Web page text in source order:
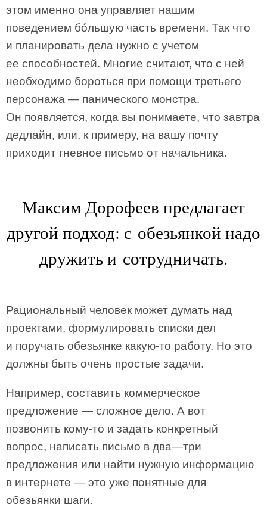
этом именно она управляет нашим
поведением бо́льшую часть времени. Так что
и планировать дела нужно с учетом
ее способностей. Многие считают, что с ней
необходимо бороться при помощи третьего
персонажа — панического монстра.
Он появляется, когда вы понимаете, что завтра
дедлайн, или, к примеру, на вашу почту
приходит гневное письмо от начальника.
Максим Дорофеев предлагает
другой подход: с обезьянкой надо
дружить и сотрудничать.
Рациональный человек может думать над
проектами, формулировать списки дел
и поручать обезьянке какую-то работу. Но это
должны быть очень простые задачи.
Например, составить коммерческое
предложение — сложное дело. А вот
позвонить кому-то и задать конкретный
вопрос, написать письмо в два—три
предложения или найти нужную информацию
в интернете — это уже понятные для
обезьянки шаги.